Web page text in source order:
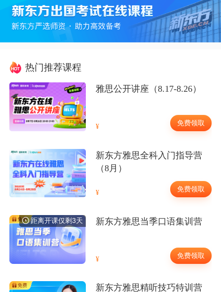
热门推荐课程
雅思公开讲座（8.17-8.26）
免费领取
新东方雅思全科入门指导营
（8月）
免费领取
距离开课仅剩3天 新东方雅思当季口语集训营
免费领取
新东方雅思精听技巧特训营